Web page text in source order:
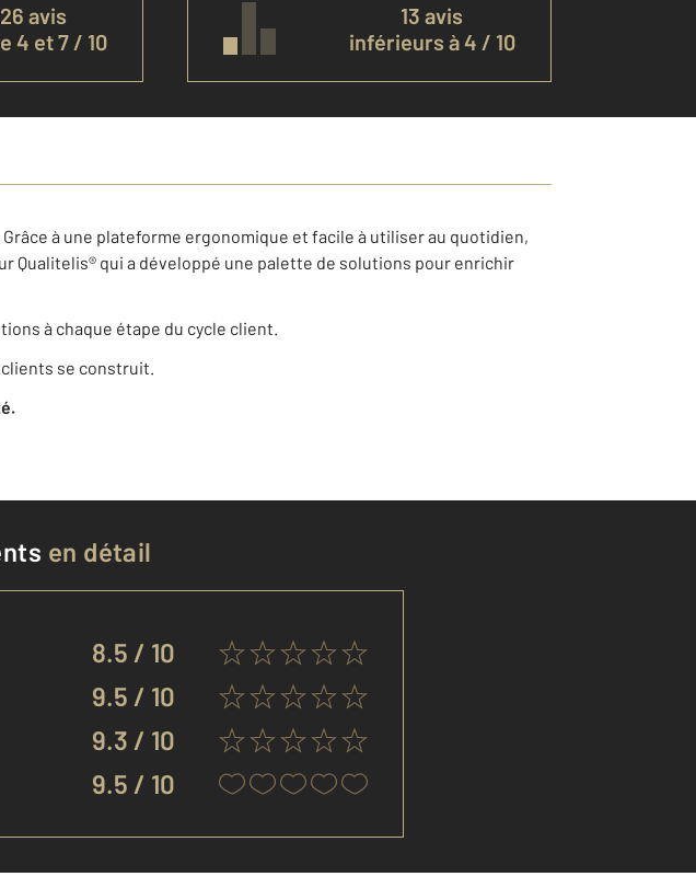
26 avis
4 et 7 / 10
13 avis
inférieurs à 4 / 10
à une plateforme ergonomique et facile à utiliser au quotidien,
Qualitelis® qui a développé une palette de solutions pour enrichir
à chaque étape du cycle client.
se construit.
en détail
8.5 / 10
9.5 / 10
9.3 / 10
9.5 / 10